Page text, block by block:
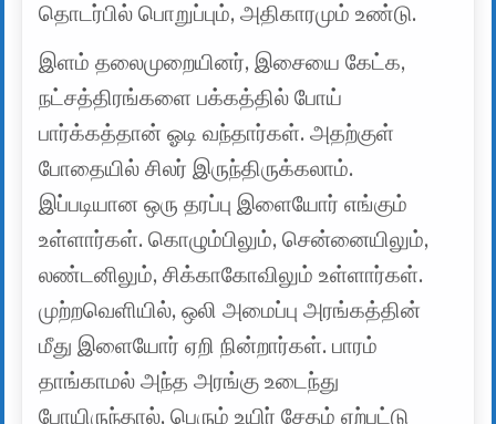
தொடர்பில் பொறுப்பும், அதிகாரமும் உண்டு.
இளம் தலைமுறையினர், இசையை கேட்க,
நட்சத்திரங்களை பக்கத்தில் போய்
பார்க்கத்தான் ஓடி வந்தார்கள். அதற்குள்
போதையில் சிலர் இருந்திருக்கலாம்.
இப்படியான ஒரு தரப்பு இளையோர் எங்கும்
உள்ளார்கள். கொழும்பிலும், சென்னையிலும்,
லண்டனிலும், சிக்காகோவிலும் உள்ளார்கள்.
முற்றவெளியில், ஒலி அமைப்பு அரங்கத்தின்
மீது இளையோர் ஏறி நின்றார்கள். பாரம்
தாங்காமல் அந்த அரங்கு உடைந்து
போயிருந்தால், பெரும் உயிர் சேதம் ஏற்பட்டு